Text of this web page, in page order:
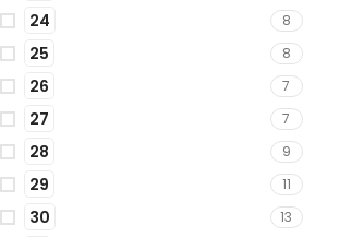
24 8
25 8
26 7
27 7
28 9
29 11
30 13